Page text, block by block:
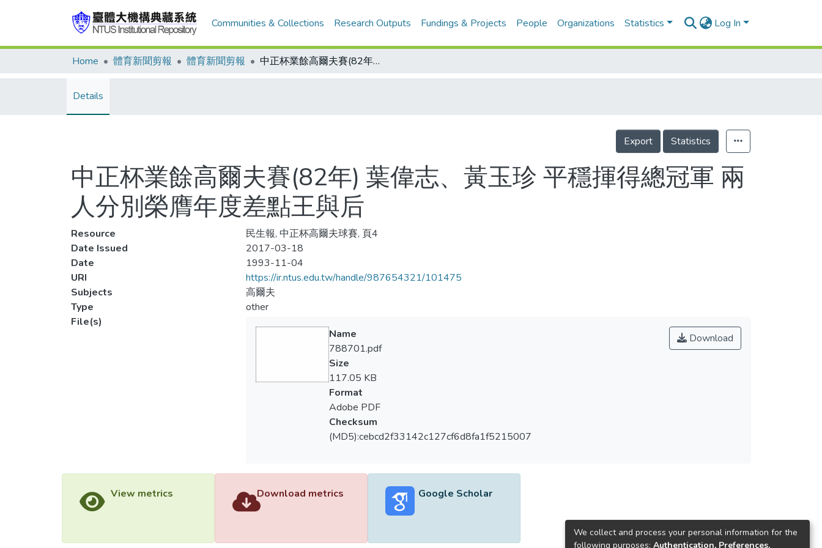
Communities & Collections Research Outputs Fundings & Projects People Organizations Statistics Log In
Home 體育新聞剪報 體育新聞剪報 中正杯業餘高爾夫賽(82年) 葉偉志、黃玉珍 平穩揮得總冠軍 兩人分別榮膺年度差點王與后
Details
Export Statistics
中正杯業餘高爾夫賽(82年) 葉偉志、黃玉珍 平穩揮得總冠軍 兩
人分別榮膺年度差點王與后
Resource
民生報, 中正杯高爾夫球賽, 頁4
Date Issued
2017-03-18
Date
1993-11-04
URI
https://ir.ntus.edu.tw/handle/987654321/101475
Subjects
高爾夫
Type
other
File(s)
Download
Name
788701.pdf
Size
117.05 KB
Format
Adobe PDF
Checksum
(MD5):cebcd2f33142c127cf6d8fa1f5215007
View metrics Download metrics Google Scholar
We collect and process your personal information for the
following purposes: Authentication, Preferences,